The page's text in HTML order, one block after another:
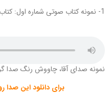
1- نمونه کتاب صوتی شماره اول: کتاب فریاد خاکستری، چاووش
نمونه صدای آقا، چاووش رنگ صدا
برای دانلود این